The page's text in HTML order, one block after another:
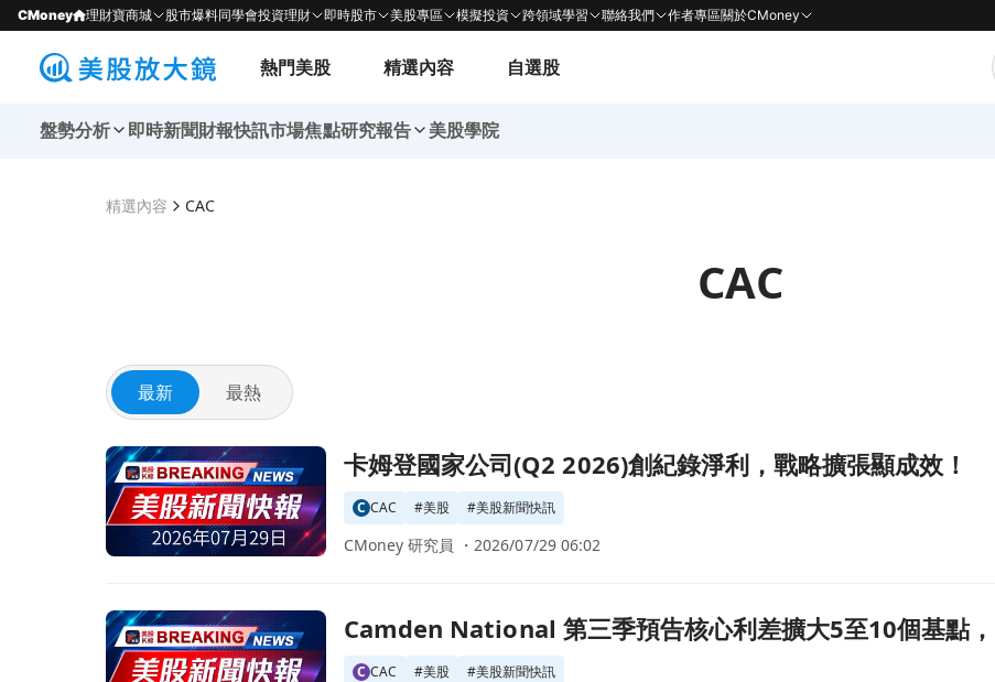
CMoney 理財寶商城 股市爆料同學會投資理財 即時股市 美股專區 模擬投資 跨領域學習 聯絡我們 作者專區關於CMoney
熱門美股 精選內容 自選股
盤勢分析 即時新聞財報快訊市場焦點研究報告 美股學院
精選內容 CAC
CAC
最新 最熱
前往卡姆登國家公司(Q2 2026)創紀錄淨利，戰略擴張顯成效！頁面
卡姆登國家公司(Q2 2026)創紀錄淨利，戰略擴張顯成效！
C CAC #美股 #美股新聞快訊
CMoney 研究員 ・2026/07/29 06:02
前往Camden National 第三季預告核心利差擴大5至10個基點，貸款管道達到1.857億美元！頁面
Camden National 第三季預告核心利差擴大5至10個基點，
C CAC #美股 #美股新聞快訊